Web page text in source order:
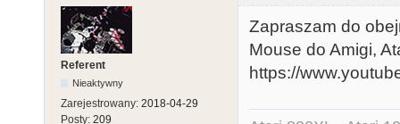
Referent
Nieaktywny
Zarejestrowany: 2018-04-29
Posty: 209
Zapraszam do
Mouse do Amigi,
https://